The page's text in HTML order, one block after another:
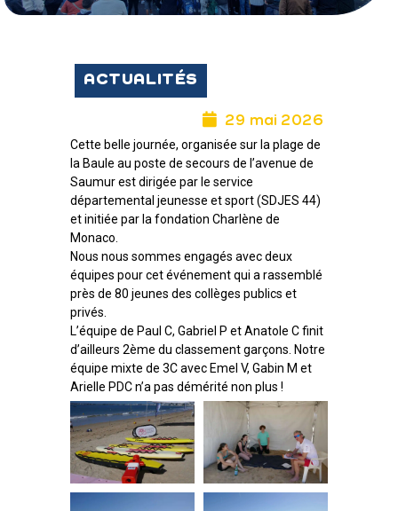
ACTUALITÉS
29 mai 2026
Cette belle journée, organisée sur la plage de
la Baule au poste de secours de l’avenue de
Saumur est dirigée par le service
départemental jeunesse et sport (SDJES 44)
et initiée par la fondation Charlène de
Monaco.
Nous nous sommes engagés avec deux
équipes pour cet événement qui a rassemblé
près de 80 jeunes des collèges publics et
privés.
L’équipe de Paul C, Gabriel P et Anatole C finit
d’ailleurs 2ème du classement garçons. Notre
équipe mixte de 3C avec Emel V, Gabin M et
Arielle PDC n’a pas démérité non plus !